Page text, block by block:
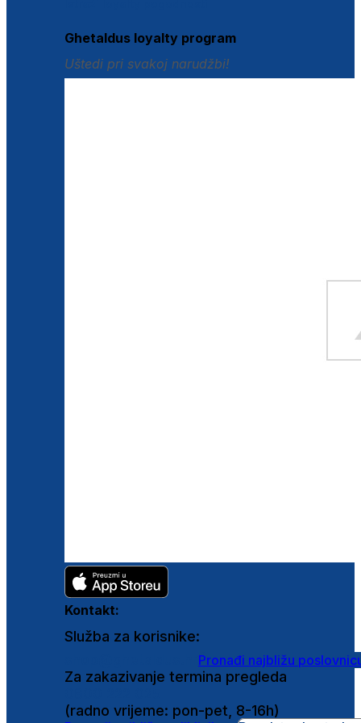
Ghetaldus loyalty program
Uštedi pri svakoj narudžbi!
Kontakt:
Služba za korisnike:
Pronađi najbližu
Za zakazivanje termina pregleda
(radno vrijeme: pon-pet, 8-16h)